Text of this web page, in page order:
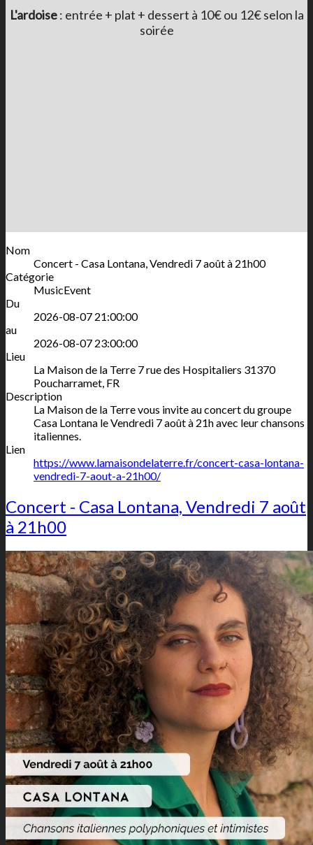
L'ardoise: entrée + plat + dessert à 10€ ou 12€ selon la
soirée
Nom
Concert - Casa Lontana, Vendredi 7 août à 21h00
Catégorie
MusicEvent
Du
2026-08-07 21:00:00
au
2026-08-07 23:00:00
Lieu
La Maison de la Terre 7 rue des Hospitaliers 31370
Poucharramet, FR
Description
La Maison de la Terre vous invite au concert du groupe
Casa Lontana le Vendredi 7 août à 21h avec leur chansons
italiennes.
Lien
https://www.lamaisondelaterre.fr/concert-casa-lontana-
vendredi-7-aout-a-21h00/
Concert - Casa Lontana, Vendredi 7 août
à 21h00